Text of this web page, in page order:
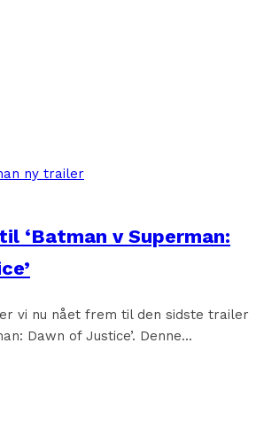
‘Batman v Superman:
vi nu nået frem til den sidste trailer
Dawn of Justice’. Denne...